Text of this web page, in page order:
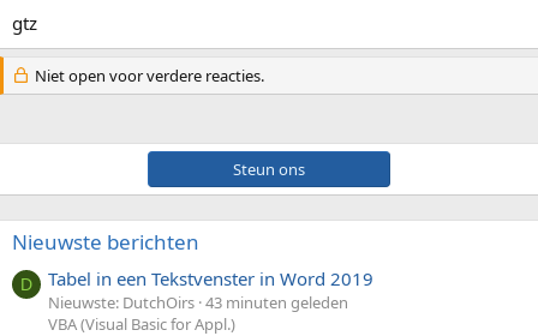
gtz
Niet open voor verdere reacties.
Steun ons
Nieuwste berichten
D Tabel in een Tekstvenster in Word 2019
Nieuwste: DutchOirs 43 minuten geleden
VBA (Visual Basic for Appl.)